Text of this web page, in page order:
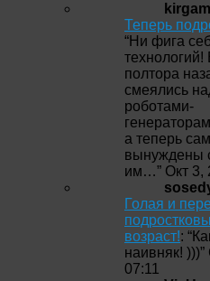
kirgam
Теперь
“Ни фига
полтора
смеялись
роботами-
а теперь
вынуждены
им…” Окт 3,
Голая и
возраст!: “
наивняк! )))”
07:11